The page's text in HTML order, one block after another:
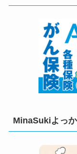
MinaSukiよっ